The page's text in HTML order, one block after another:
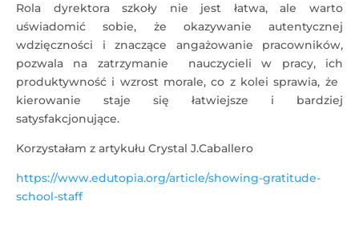
Rola dyrektora szkoły nie jest łatwa, ale warto
uświadomić sobie, że okazywanie autentycznej
wdzięczności i znaczące angażowanie pracowników,
pozwala na zatrzymanie nauczycieli w pracy, ich
produktywność i wzrost morale, co z kolei sprawia, że ​​
kierowanie staje się łatwiejsze i bardziej
satysfakcjonujące.
Korzystałam z artykułu Crystal J.Caballero
https://www.edutopia.org/article/showing-gratitude-
school-staff